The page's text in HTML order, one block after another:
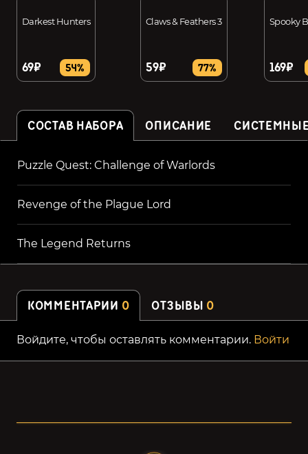
Darkest Hunters
69₽ 54%
Claws & Feathers 3
59₽ 77%
Spooky
169₽
СОСТАВ НАБОРА ОПИСАНИЕ
Puzzle Quest: Challenge of Warlords
Revenge of the Plague Lord
The Legend Returns
КОММЕНТАРИИ 0 ОТЗЫВЫ 0
Войдите, чтобы оставлять комментарии. Войти